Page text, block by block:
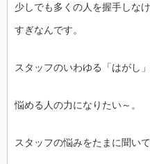
少しでも多くの人を握手しな
すぎなんです。
スタッフのいわゆる「はがし
悩める人の力になりたい～。
スタッフの悩みをたまに聞い